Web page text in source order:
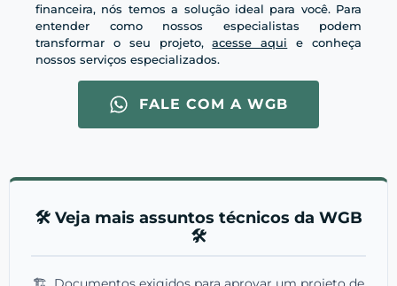
financeira, nós temos a solução ideal para você. Para
entender como nossos especialistas podem
transformar o seu projeto,acesse aqui e conheça
nossos serviços especializados.
FALE COM A WGB
🛠️ Veja mais assuntos técnicos da WGB
🛠️